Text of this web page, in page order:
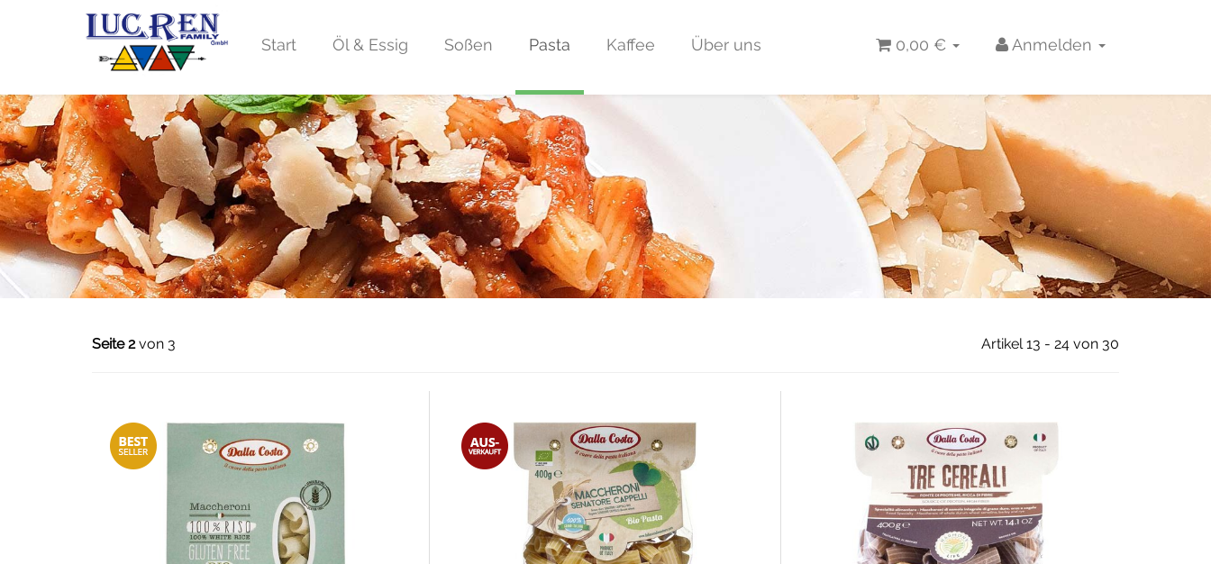
Start Öl & Essig Soßen Pasta Kaffee Über uns Anmelden
0,00 €
Seite 2von 3 Artikel 13 - 24 von 30